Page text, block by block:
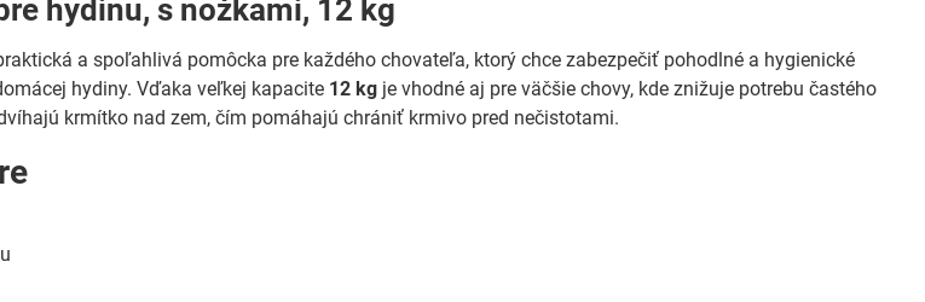
hydinu, s nožkami, 12 kg
a spoľahlivá pomôcka pre každého chovateľa, ktorý chce zabezpečiť pohodlné a hygienické
hydiny. Vďaka veľkej kapacite 12 kg je vhodné aj pre väčšie chovy, kde znižuje potrebu častého
krmítko nad zem, čím pomáhajú chrániť krmivo pred nečistotami.